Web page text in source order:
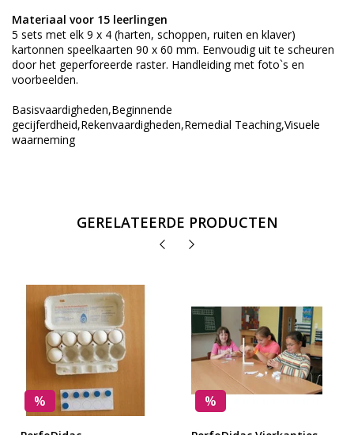
Materiaal voor 15 leerlingen
5 sets met elk 9 x 4 (harten, schoppen, ruiten en klaver)
kartonnen speelkaarten 90 x 60 mm. Eenvoudig uit te scheuren
door het geperforeerde raster. Handleiding met foto`s en
voorbeelden.
Basisvaardigheden,Beginnende
gecijferdheid,Rekenvaardigheden,Remedial Teaching,Visuele
waarneming
GERELATEERDE PRODUCTEN
% %